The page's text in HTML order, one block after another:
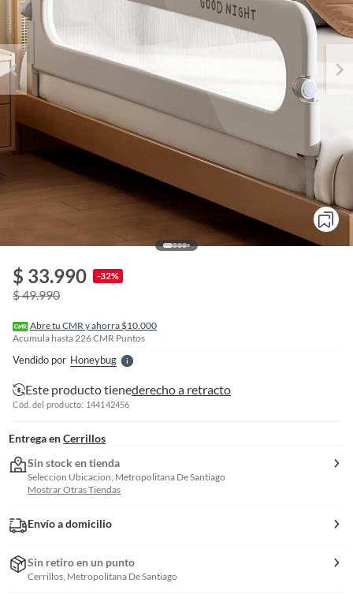
$ 33.990 -32%
$ 49.990
Abre tu CMR y ahorra $10.000
Acumula hasta226CMR Puntos
Vendido por HoneybugS
l
l
I
n
o
Este producto tienederecho a retracto
Cód. del producto: 144142456
Entrega en Cerrillos
Sin stock en tienda
Seleccion Ubicacion, Metropolitana De Santiago
Mostrar Otras Tiendas
Envío a domicilio
Sin retiro en un punto
Cerrillos, Metropolitana De Santiago